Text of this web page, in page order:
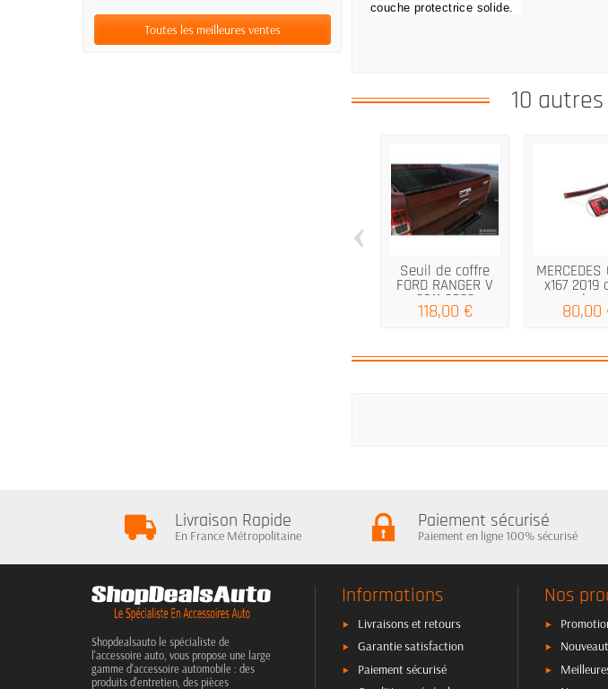
Toutes les meilleures ventes
couche protectrice solide.
10
Seuil de coffre
FORD RANGER V
2011-2022
118,00 €
x167 2019
de...
80,00
‹
Livraison Rapide
En France Métropolitaine
Paiement sécurisé
Paiement en ligne 100% sécurisé
Shopdealsauto le spécialiste de
l'accessoire auto, vous propose une large
gamme d'accessoire automobile : des
produits d'entretien, des pièces
Informations
Livraisons et retours
Garantie satisfaction
Paiement sécurisé
Nos